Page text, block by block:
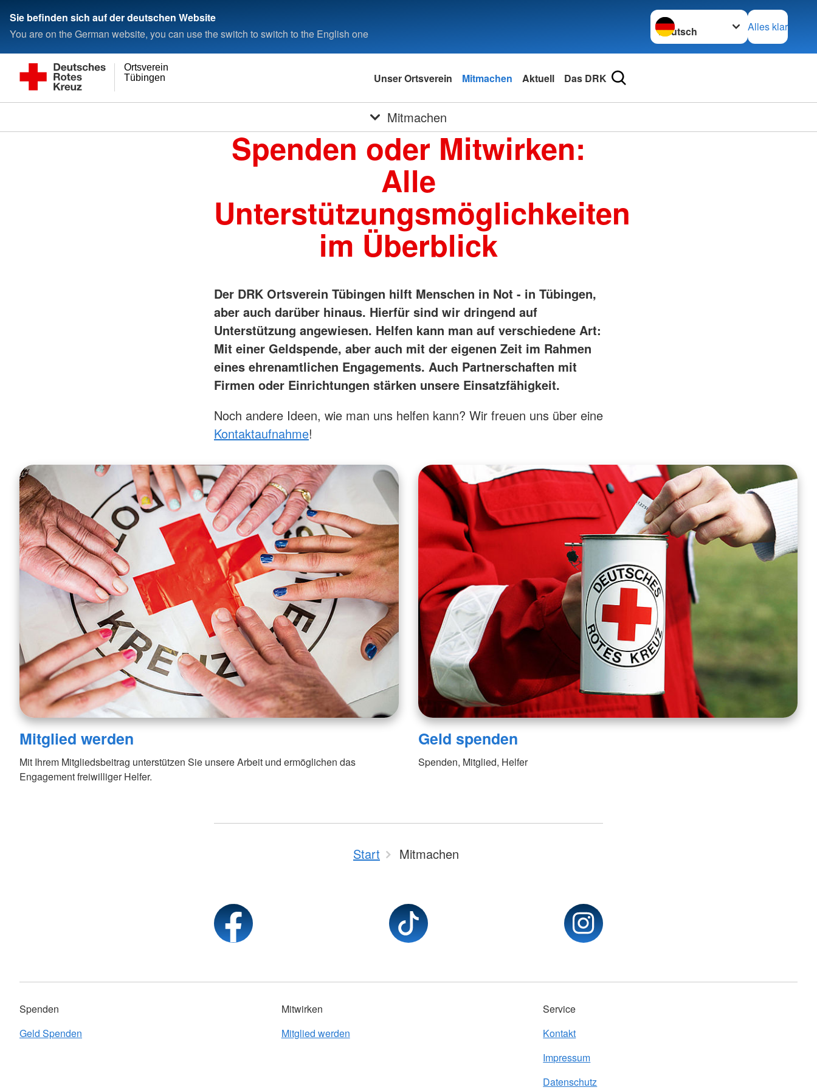
Sie befinden sich auf der deutschen Website
You are on the German website, you can use the switch to switch to the English one
Sprache wechseln zu
Alles klar
Tübingen
Ortsverein
Unser Ortsverein Mitmachen Aktuell Das DRK
Mitmachen
Spenden oder Mitwirken:
Alle
Unterstützungsmöglichkeiten
im Überblick
Der DRK Ortsverein Tübingen hilft Menschen in Not - in Tübingen,
aber auch darüber hinaus. Hierfür sind wir dringend auf
Unterstützung angewiesen. Helfen kann man auf verschiedene Art:
Mit einer Geldspende, aber auch mit der eigenen Zeit im Rahmen
eines ehrenamtlichen Engagements. Auch Partnerschaften mit
Firmen oder Einrichtungen stärken unsere Einsatzfähigkeit.
Noch andere Ideen, wie man uns helfen kann? Wir freuen uns über eine
Kontaktaufnahme!
Mitglied werden
Mit Ihrem Mitgliedsbeitrag unterstützen Sie unsere Arbeit und ermöglichen das
Engagement freiwilliger Helfer.
Geld spenden
Spenden, Mitglied, Helfer
Start Mitmachen
Spenden
Geld Spenden
Mitwirken
Mitglied werden
Service
Kontakt
Impressum
Datenschutz